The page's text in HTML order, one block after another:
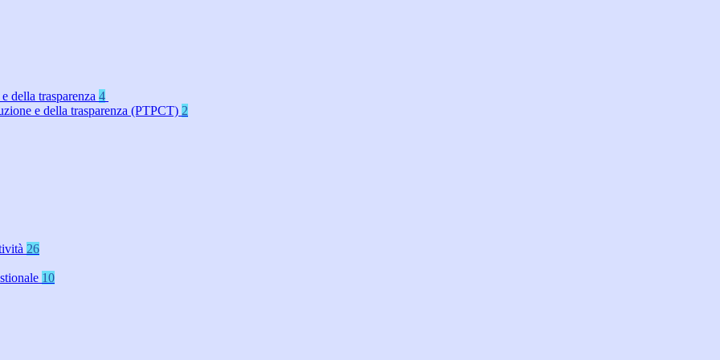
della trasparenza 4
e della trasparenza (PTPCT) 2
26
10